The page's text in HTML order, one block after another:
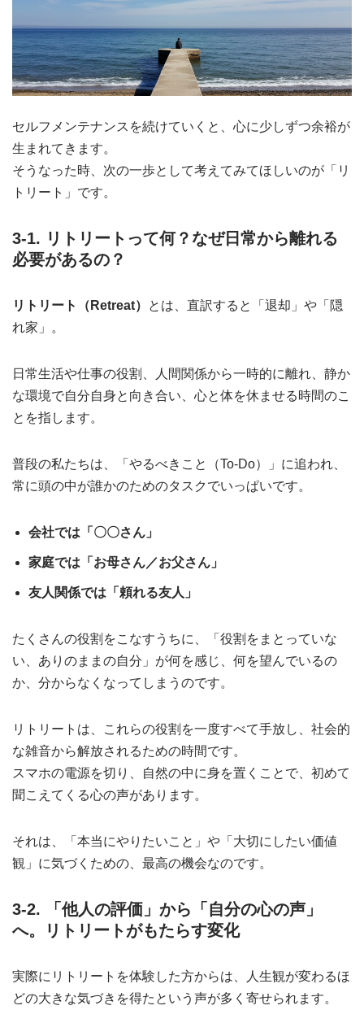
セルフメンテナンスを続けていくと、心に少しずつ余裕が
生まれてきます。
そうなった時、次の一歩として考えてみてほしいのが「リ
トリート」です。
3-1. リトリートって何？なぜ日常から離れる
必要があるの？
リトリート（Retreat）
とは、直訳すると「退却」や「隠
れ家」。
日常生活や仕事の役割、人間関係から一時的に離れ、静か
な環境で自分自身と向き合い、心と体を休ませる時間のこ
とを指します。
普段の私たちは、「やるべきこと（To-Do）」に追われ、
常に頭の中が誰かのためのタスクでいっぱいです。
会社では「〇〇さん」
家庭では「お母さん／お父さん」
友人関係では「頼れる友人」
たくさんの役割をこなすうちに、「役割をまとっていな
い、ありのままの自分」が何を感じ、何を望んでいるの
か、分からなくなってしまうのです。
リトリートは、これらの役割を一度すべて手放し、社会的
な雑音から解放されるための時間です。
スマホの電源を切り、自然の中に身を置くことで、初めて
聞こえてくる心の声があります。
それは、「本当にやりたいこと」や「大切にしたい価値
観」に気づくための、最高の機会なのです。
3-2. 「他人の評価」から「自分の心の声」
へ。リトリートがもたらす変化
実際にリトリートを体験した方からは、人生観が変わるほ
どの大きな気づきを得たという声が多く寄せられます。